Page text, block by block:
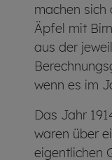
machen sich
Äpfel mit
aus der
wenn es im
Das Jahr
waren über
eigentlichen